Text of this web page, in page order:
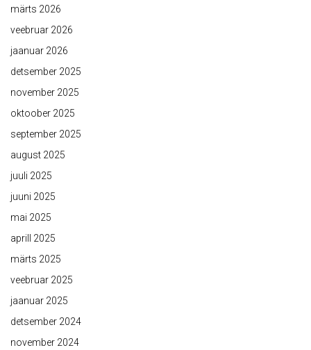
märts 2026
veebruar 2026
jaanuar 2026
detsember 2025
november 2025
oktoober 2025
september 2025
august 2025
juuli 2025
juuni 2025
mai 2025
aprill 2025
märts 2025
veebruar 2025
jaanuar 2025
detsember 2024
november 2024